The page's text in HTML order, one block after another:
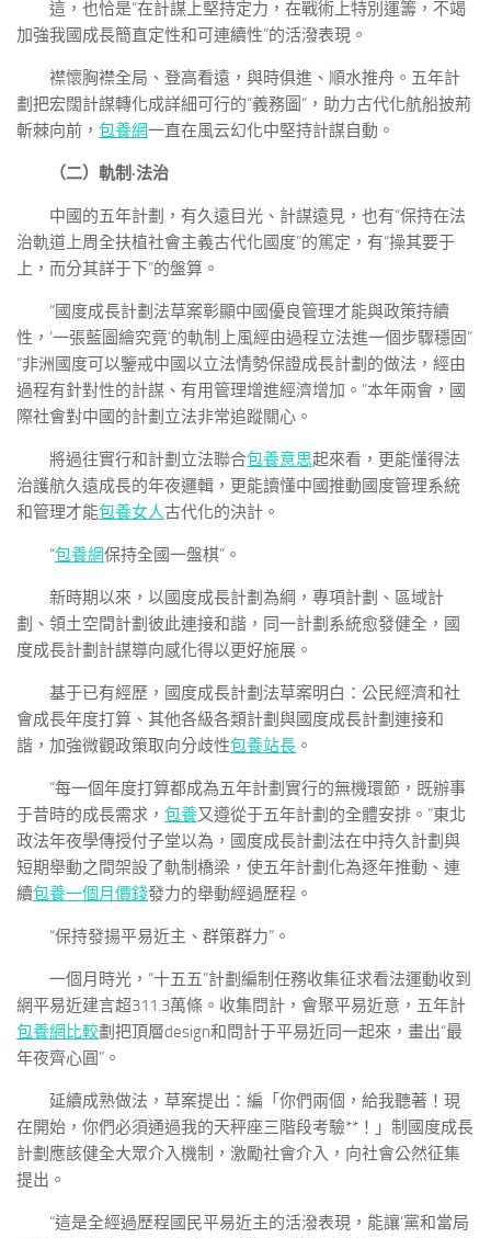
這，也恰是“在計謀上堅持定力，在戰術上特別運籌，不竭
加強我國成長簡直定性和可連續性”的活潑表現。
襟懷胸襟全局、登高看遠，與時俱進、順水推舟。五年計
劃把宏闊計謀轉化成詳細可行的“義務圖”，助力古代化航船披荊
斬棘向前， 包養網一直在風云幻化中堅持計謀自動。
（二）軌制·法治
中國的五年計劃，有久遠目光、計謀遠見，也有“保持在法
治軌道上周全扶植社會主義古代化國度”的篤定，有“操其要于
上，而分其詳于下”的盤算。
“國度成長計劃法草案彰顯中國優良管理才能與政策持續
性，‘一張藍圖繪究竟’的軌制上風經由過程立法進一個步驟穩固”
“非洲國度可以鑒戒中國以立法情勢保證成長計劃的做法，經由
過程有針對性的計謀、有用管理增進經濟增加。”本年兩會，國
際社會對中國的計劃立法非常追蹤關心。
將過往實行和計劃立法聯合包養意思起來看，更能懂得法
治護航久遠成長的年夜邏輯，更能讀懂中國推動國度管理系統
和管理才能包養女人古代化的決計。
“包養網保持全國一盤棋”。
新時期以來，以國度成長計劃為綱，專項計劃、區域計
劃、領土空間計劃彼此連接和諧，同一計劃系統愈發健全，國
度成長計劃計謀導向感化得以更好施展。
基于已有經歷，國度成長計劃法草案明白：公民經濟和社
會成長年度打算、其他各級各類計劃與國度成長計劃連接和
諧，加強微觀政策取向分歧性包養站長 。
“每一個年度打算都成為五年計劃實行的無機環節，既辦事
于昔時的成長需求， 包養又遵從于五年計劃的全體安排。”東北
政法年夜學傳授付子堂以為，國度成長計劃法在中持久計劃與
短期舉動之間架設了軌制橋梁，使五年計劃化為逐年推動、連
續包養一個月價錢發力的舉動經過歷程。
“保持發揚平易近主、群策群力”。
一個月時光，“十五五”計劃編制任務收集征求看法運動收到
網平易近建言超311.3萬條。收集問計，會聚平易近意，五年計
包養網比較劃把頂層design和問計于平易近同一起來，畫出“最
年夜齊心圓”。
延續成熟做法，草案提出：編「你們兩個，給我聽著！現
在開始，你們必須通過我的天秤座三階段考驗**！」制國度成長
計劃應該健全大眾介入機制，激勵社會介入，向社會公然征集
提出。
“這是全經過歷程國民平易近主的活潑表現，能讓‘黨和當局